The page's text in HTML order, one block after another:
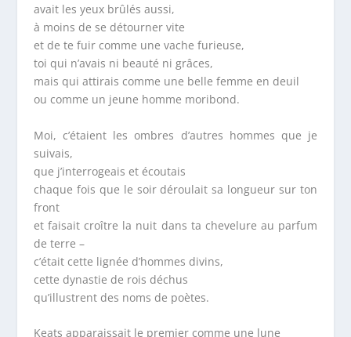
avait les yeux brûlés aussi,
à moins de se détourner vite
et de te fuir comme une vache furieuse,
toi qui n’avais ni beauté ni grâces,
mais qui attirais comme une belle femme en deuil
ou comme un jeune homme moribond.
Moi, c’étaient les ombres d’autres hommes que je
suivais,
que j’interrogeais et écoutais
chaque fois que le soir déroulait sa longueur sur ton
front
et faisait croître la nuit dans ta chevelure au parfum
de terre –
c’était cette lignée d’hommes divins,
cette dynastie de rois déchus
qu’illustrent des noms de poètes.
Keats apparaissait le premier comme une lune